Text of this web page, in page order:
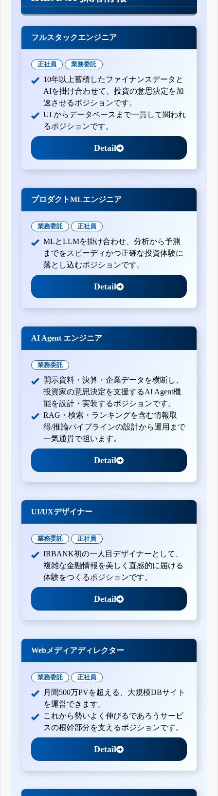
フルスタックエンジニア
正社員 業務委託
10年以上蓄積したファイナンスデータと
AIを掛け合わせて、投資の意思決定を加
速させるポジションです。
UI からデータベースまで一貫して関われ
るポジションです。
Detail
プロダクトMLエンジニア
業務委託 正社員
MLとLLMを掛け合わせ、分析から予測
までをスピーディかつ正確な投資体験に
落とし込むポジションです。
Detail
AI Agent エンジニア
業務委託
開示資料・決算・企業データを横断し、
投資家の意思決定を支援するAI Agent機
能を設計・実装するポジションです。
RAG・検索・ランキングを含む情報取
得/推論パイプラインの設計から運用まで
一気通貫で担います。
Detail
UI/UXデザイナー
業務委託 正社員
IRBANK初の一人目デザイナーとして、
複雑な金融情報を美しく直感的に届ける
体験をつくるポジションです。
Detail
Webメディアディレクター
業務委託 正社員
月間500万PVを超える、大規模DBサイト
を運営できます。
これから勢いよく伸びるであろうサービ
スの根幹部分を支えるポジションです。
Detail